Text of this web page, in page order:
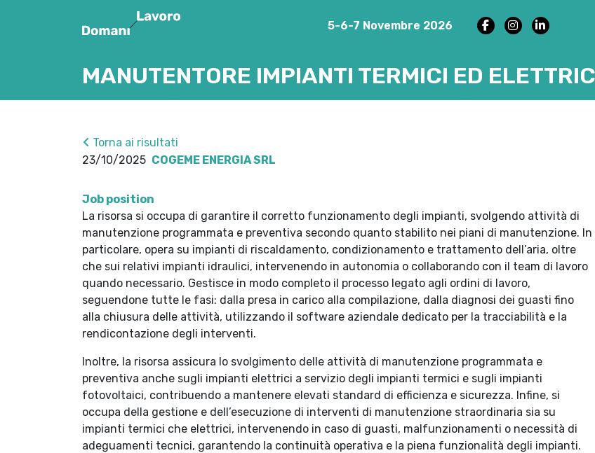
5-6-7 Novembre 2026
MANUTENTORE IMPIANTI TERMICI ED
Torna ai risultati
23/10/2025 COGEME ENERGIA SRL
Job position
La risorsa si occupa di garantire il corretto funzionamento degli impianti, svolgendo attività di
manutenzione programmata e preventiva secondo quanto stabilito nei piani di manutenzione. In
particolare, opera su impianti di riscaldamento, condizionamento e trattamento dell’aria, oltre
che sui relativi impianti idraulici, intervenendo in autonomia o collaborando con il team di lavoro
quando necessario. Gestisce in modo completo il processo legato agli ordini di lavoro,
seguendone tutte le fasi: dalla presa in carico alla compilazione, dalla diagnosi dei guasti fino
alla chiusura delle attività, utilizzando il software aziendale dedicato per la tracciabilità e la
rendicontazione degli interventi.
Inoltre, la risorsa assicura lo svolgimento delle attività di manutenzione programmata e
preventiva anche sugli impianti elettrici a servizio degli impianti termici e sugli impianti
fotovoltaici, contribuendo a mantenere elevati standard di efficienza e sicurezza. Infine, si
occupa della gestione e dell’esecuzione di interventi di manutenzione straordinaria sia su
impianti termici che elettrici, intervenendo in caso di guasti, malfunzionamenti o necessità di
adeguamenti tecnici, garantendo la continuità operativa e la piena funzionalità degli impianti.